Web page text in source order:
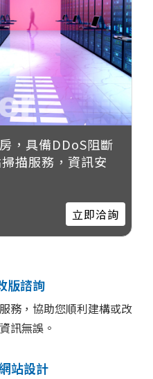
，具備DDoS阻斷
描服務，資訊安
立即洽詢
版諮詢
務，協助您順利建構或改
訊無誤。
站設計